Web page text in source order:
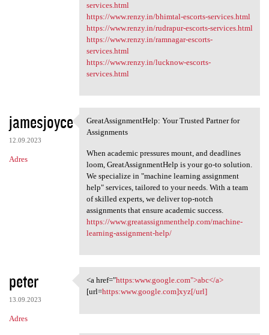
services.html
https://www.renzy.in/bhimtal-escorts-services.html
https://www.renzy.in/rudrapur-escorts-services.html
https://www.renzy.in/ramnagar-escorts-
services.html
https://www.renzy.in/lucknow-escorts-
services.html
jamesjoyce
12.09.2023
Adres
GreatAssignmentHelp: Your
GreatAssignmentHelp: Your Trusted Partner for
Assignments
When academic pressures mount, and deadlines
loom, GreatAssignmentHelp is your go-to solution.
We specialize in "machine learning assignment
help" services, tailored to your needs. With a team
of skilled experts, we deliver top-notch
assignments that ensure academic success.
https://www.greatassignmenthelp.com/machine-
learning-assignment-help/
peter
13.09.2023
Adres
<a href="https:www.google.com
<a href="https:www.google.com">abc</a>
[url=https:www.google.com]xyz[/url]